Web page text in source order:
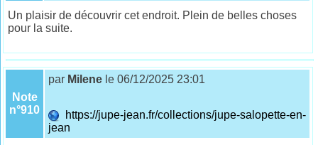
Un plaisir de découvrir cet endroit. Plein de belles choses
pour la suite.
Note
n°910
par Milene le 06/12/2025 23:01
https://jupe-jean.fr/collections/jupe-salopette-en-
jean